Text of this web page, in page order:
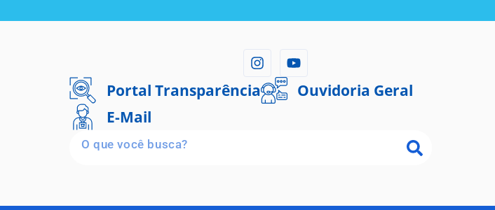
Portal Transparência
Ouvidoria Geral
E-Mail